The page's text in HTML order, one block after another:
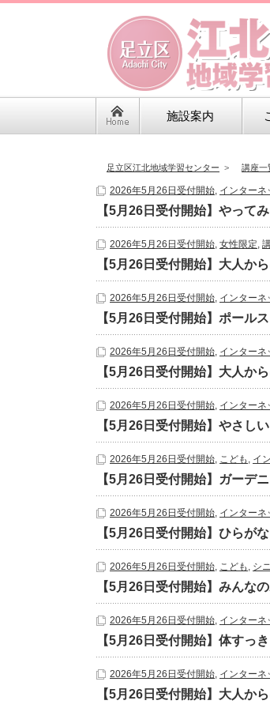
施設案内
足立区江北地域学習センター > 講座一
2026年5月26日受付開始, インターネ
【5月26日受付開始】やって
2026年5月26日受付開始, 女性限定,
【5月26日受付開始】大人か
2026年5月26日受付開始, インターネ
【5月26日受付開始】ポール
2026年5月26日受付開始, インターネ
【5月26日受付開始】大人か
2026年5月26日受付開始, インターネ
【5月26日受付開始】やさし
2026年5月26日受付開始, こども , イ
【5月26日受付開始】ガーデ
2026年5月26日受付開始, インターネ
【5月26日受付開始】ひらが
2026年5月26日受付開始, こども , シ
【5月26日受付開始】みんな
2026年5月26日受付開始, インターネ
【5月26日受付開始】体すっ
2026年5月26日受付開始, インターネ
【5月26日受付開始】大人か